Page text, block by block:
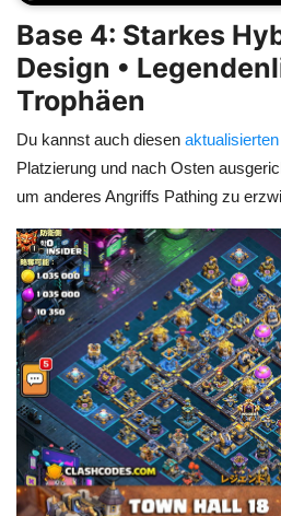
Base 4: Starkes
Design •
Trophäen
Du kannst auch diesen
Platzierung und nach Osten
um anderes Angriffs Pathing zu